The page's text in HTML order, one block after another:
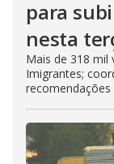
para
nesta
Mais de 318 mil
Imigrantes;